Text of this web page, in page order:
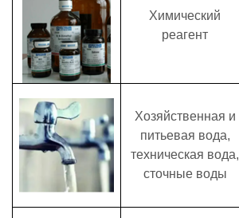
Химический
реагент
Хозяйственная и
питьевая вода,
техническая вода,
сточные воды